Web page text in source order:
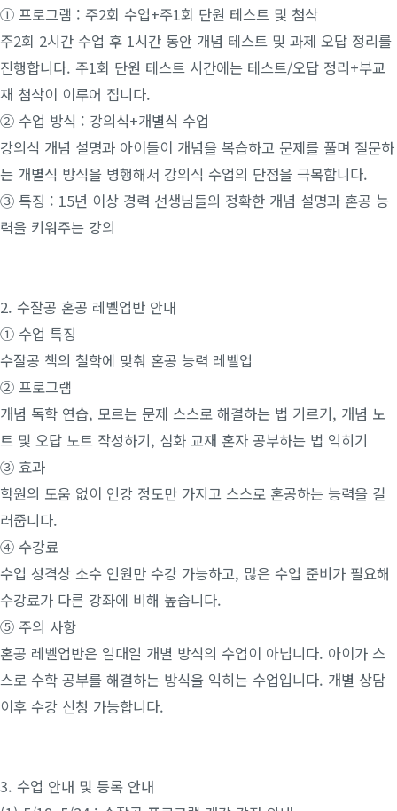
① 프로그램 : 주2회 수업+주1회 단원 테스트 및 첨삭
주2회 2시간 수업 후 1시간 동안 개념 테스트 및 과제 오답 정리를
진행합니다. 주1회 단원 테스트 시간에는 테스트/오답 정리+부교
재 첨삭이 이루어 집니다.
② 수업 방식 : 강의식+개별식 수업
강의식 개념 설명과 아이들이 개념을 복습하고 문제를 풀며 질문하
는 개별식 방식을 병행해서 강의식 수업의 단점을 극복합니다.
③ 특징 : 15년 이상 경력 선생님들의 정확한 개념 설명과 혼공 능
력을 키워주는 강의
2. 수잘공 혼공 레벨업반 안내
① 수업 특징
수잘공 책의 철학에 맞춰 혼공 능력 레벨업
② 프로그램
개념 독학 연습, 모르는 문제 스스로 해결하는 법 기르기, 개념 노
트 및 오답 노트 작성하기, 심화 교재 혼자 공부하는 법 익히기
③ 효과
학원의 도움 없이 인강 정도만 가지고 스스로 혼공하는 능력을 길
러줍니다.
④ 수강료
수업 성격상 소수 인원만 수강 가능하고, 많은 수업 준비가 필요해
수강료가 다른 강좌에 비해 높습니다.
⑤ 주의 사항
혼공 레벨업반은 일대일 개별 방식의 수업이 아닙니다. 아이가 스
스로 수학 공부를 해결하는 방식을 익히는 수업입니다. 개별 상담
이후 수강 신청 가능합니다.
3. 수업 안내 및 등록 안내